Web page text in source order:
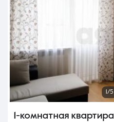
1/5
1-комнатная квартира